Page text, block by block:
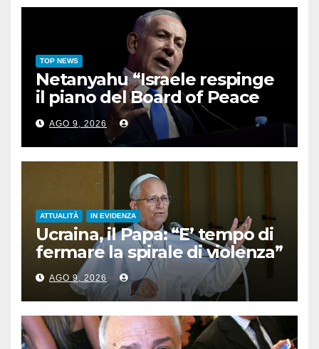
TOP NEWS
Netanyahu “Israele respinge
il piano del Board of Peace
per Gaza”
AGO 9, 2026
ATTUALITÀ IN EVIDENZA
Ucraina, il Papa: “E’ tempo di
fermare la spirale di violenza”
AGO 9, 2026